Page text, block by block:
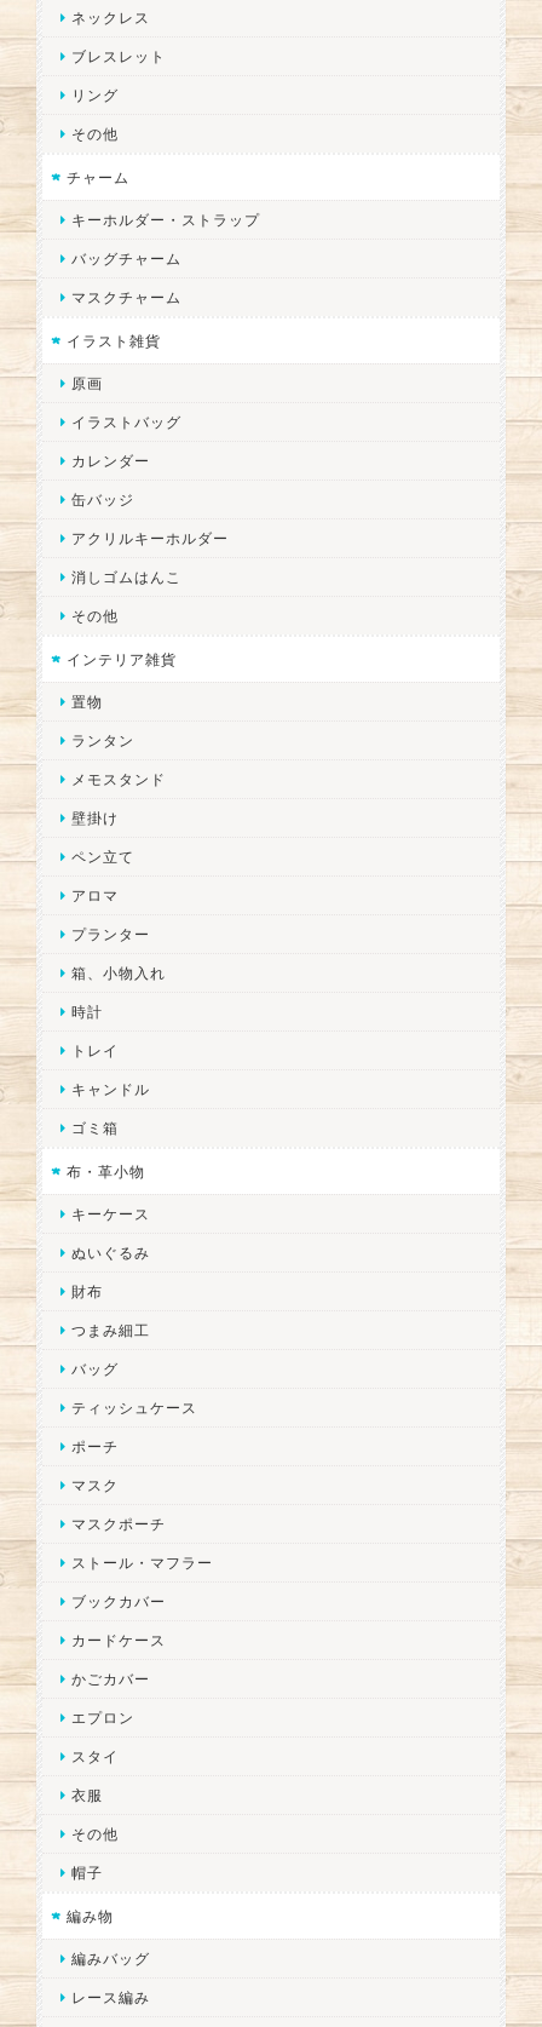
ネックレス
ブレスレット
リング
その他
チャーム
キーホルダー・ストラップ
バッグチャーム
マスクチャーム
イラスト雑貨
原画
イラストバッグ
カレンダー
缶バッジ
アクリルキーホルダー
消しゴムはんこ
その他
インテリア雑貨
置物
ランタン
メモスタンド
壁掛け
ペン立て
アロマ
プランター
箱、小物入れ
時計
トレイ
キャンドル
ゴミ箱
布・革小物
キーケース
ぬいぐるみ
財布
つまみ細工
バッグ
ティッシュケース
ポーチ
マスク
マスクポーチ
ストール・マフラー
ブックカバー
カードケース
かごカバー
エプロン
スタイ
衣服
その他
帽子
編み物
編みバッグ
レース編み